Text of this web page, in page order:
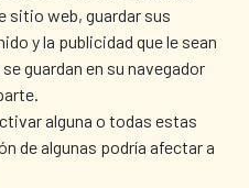
sitio web, guardar sus
y la publicidad que le sean
guardan en su navegador
alguna o todas estas
de algunas podría afectar a